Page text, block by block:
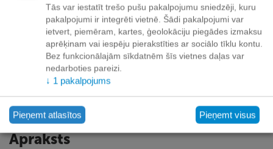
Venipak kurjers - 3.90 EUR
Omniva pakomāts - 3.20 EUR
Apmaksa
Apraksts
Tās var iestatīt trešo pušu pakalpojumu sniedzēji, kuru
pakalpojumi ir integrēti vietnē. Šādi pakalpojumi var
ietvert, piemēram, kartes, ģeolokāciju piegādes izmaksu
aprēķinam vai iespēju pierakstīties ar sociālo tīklu kontu.
Bez funkcionālajām sīkdatnēm šīs vietnes daļas var
nedarboties pareizi.
↓ 1 pakalpojums
Pieņemt atlasītos Pieņemt visus